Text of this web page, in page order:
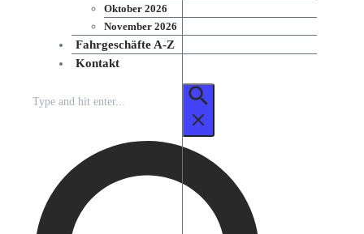
Oktober 2026
November 2026
Fahrgeschäfte A-Z
Kontakt
nach: